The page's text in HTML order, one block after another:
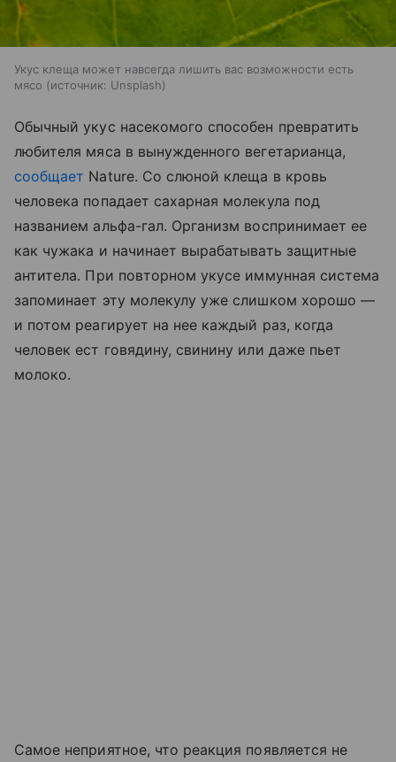
Укус клеща может навсегда лишить вас возможности есть
мясо
источник: Unsplash
Обычный укус насекомого способен превратить
любителя мяса в вынужденного вегетарианца,
сообщает Nature. Со слюной клеща в кровь
человека попадает сахарная молекула под
названием альфа-гал. Организм воспринимает ее
как чужака и начинает вырабатывать защитные
антитела. При повторном укусе иммунная система
запоминает эту молекулу уже слишком хорошо —
и потом реагирует на нее каждый раз, когда
человек ест говядину, свинину или даже пьет
молоко.
Самое неприятное, что реакция появляется не